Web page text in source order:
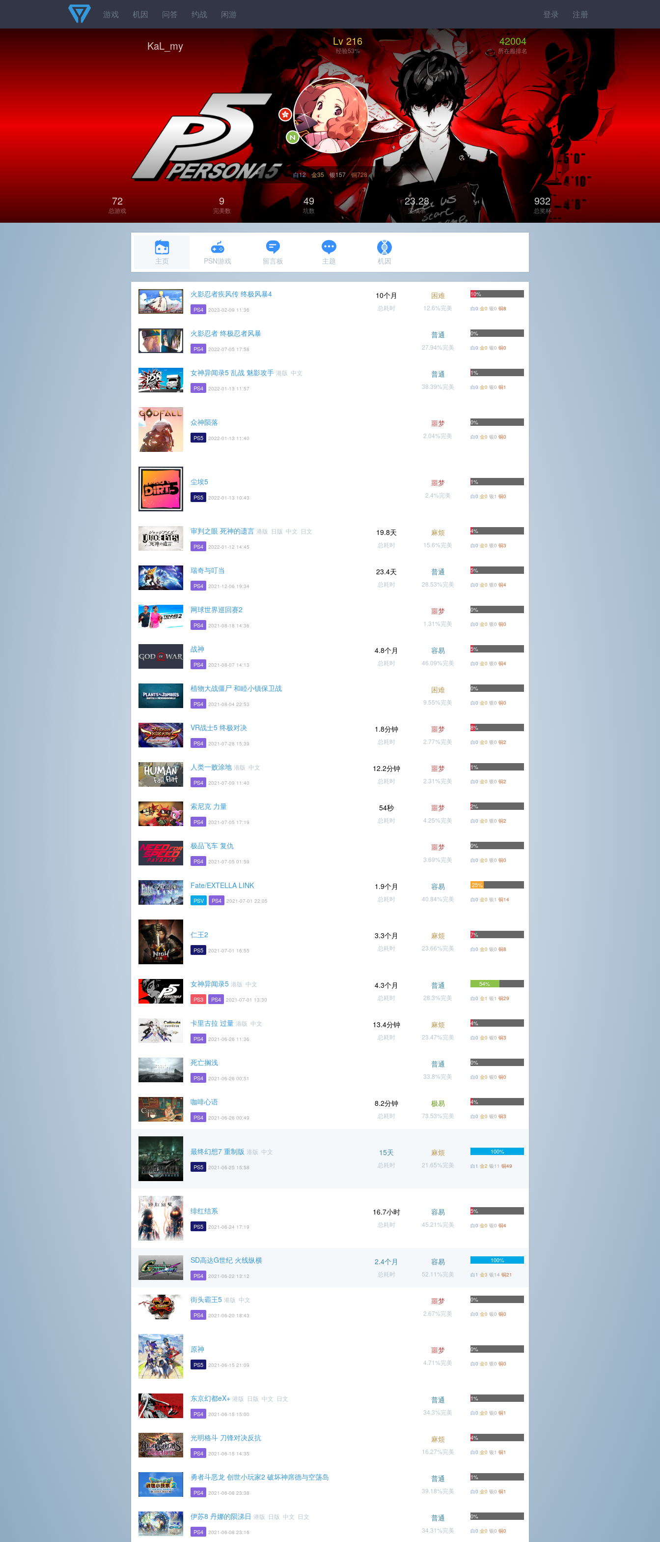
登录 注册
游戏 机因 问答 约战 闲游
KaL_my Lv 216
经验53%
42004
所在服排名
白12 金35 银157 铜728
72
总游戏
9
完美数
49
坑数
23.28
完成率
932
总奖杯
主页 PSN游戏 留言板 主题 机因
火影忍者疾风传 终极风暴4
PS4 2023-02-09 11:36
10个月
总耗时
困难
12.6%完美
10%
白0 金0 银0 铜8
火影忍者 终极忍者风暴
PS4 2022-07-05 17:58
普通
27.94%完美
0%
白0 金0 银0 铜0
女神异闻录5 乱战 魅影攻手 港版 中文
PS4 2022-01-13 11:57
普通
38.39%完美
1%
白0 金0 银0 铜1
众神陨落
PS5 2022-01-13 11:40
噩梦
2.04%完美
0%
白0 金0 银0 铜0
尘埃5
PS5 2022-01-13 10:43
噩梦
2.4%完美
1%
白0 金0 银1 铜0
审判之眼 死神的遗言 港版 日版 中文 日文
PS4 2022-01-12 14:45
19.8天
总耗时
麻烦
15.6%完美
4%
白0 金0 银0 铜3
瑞奇与叮当
PS4 2021-12-06 19:34
23.4天
总耗时
普通
28.53%完美
5%
白0 金0 银0 铜4
网球世界巡回赛2
PS4 2021-08-18 14:36
噩梦
1.31%完美
0%
白0 金0 银0 铜0
战神
PS4 2021-08-07 14:13
4.8个月
总耗时
容易
46.09%完美
5%
白0 金0 银0 铜4
植物大战僵尸 和睦小镇保卫战
PS4 2021-08-04 22:53
困难
9.55%完美
0%
白0 金0 银0 铜0
VR战士5 终极对决
PS4 2021-07-28 15:39
1.8分钟
总耗时
噩梦
2.77%完美
8%
白0 金0 银0 铜2
人类一败涂地 港版 中文
PS4 2021-07-09 11:40
12.2分钟
总耗时
噩梦
2.31%完美
1%
白0 金0 银0 铜2
索尼克 力量
PS4 2021-07-05 17:19
54秒
总耗时
噩梦
4.25%完美
2%
白0 金0 银0 铜2
极品飞车 复仇
PS4 2021-07-05 01:59
噩梦
3.69%完美
0%
白0 金0 银0 铜0
Fate/EXTELLA LINK
PSV PS4 2021-07-01 22:05
1.9个月
总耗时
容易
40.84%完美
25%
白0 金0 银1 铜14
仁王2
PS5 2021-07-01 16:55
3.3个月
总耗时
麻烦
23.66%完美
7%
白0 金0 银0 铜8
女神异闻录5 港版 中文
PS3 PS4 2021-07-01 13:30
4.3个月
总耗时
普通
28.3%完美
54%
白0 金1 银1 铜29
卡里古拉 过量 港版 中文
PS4 2021-06-26 11:36
13.4分钟
总耗时
麻烦
23.47%完美
4%
白0 金0 银0 铜3
死亡搁浅
PS4 2021-06-26 00:51
普通
33.8%完美
0%
白0 金0 银0 铜0
咖啡心语
PS4 2021-06-26 00:49
8.2分钟
总耗时
极易
73.53%完美
4%
白0 金0 银0 铜3
最终幻想7 重制版 港版 中文
PS5 2021-06-25 15:58
15天
总耗时
麻烦
21.65%完美
100%
白1 金2 银11 铜49
绯红结系
PS5 2021-06-24 17:19
16.7小时
总耗时
容易
45.21%完美
5%
白0 金0 银0 铜4
SD高达G世纪 火线纵横
PS4 2021-06-22 13:12
2.4个月
总耗时
容易
52.11%完美
100%
白1 金3 银14 铜21
街头霸王5 港版 中文
PS4 2021-06-20 18:43
噩梦
2.67%完美
0%
白0 金0 银0 铜0
原神
PS5 2021-06-15 21:09
噩梦
4.71%完美
0%
白0 金0 银0 铜0
东京幻都eX+ 港版 日版 中文 日文
PS4 2021-06-15 15:00
普通
34.3%完美
1%
白0 金0 银0 铜1
光明格斗 刀锋对决反抗
PS4 2021-06-15 14:35
麻烦
16.27%完美
4%
白0 金0 银1 铜1
勇者斗恶龙 创世小玩家2 破坏神席德与空荡岛
PS4 2021-06-08 23:38
普通
39.18%完美
1%
白0 金0 银0 铜1
伊苏8 丹娜的陨涕日 港版 日版 中文 日文
PS4 2021-06-08 23:16
普通
34.31%完美
0%
白0 金0 银0 铜0